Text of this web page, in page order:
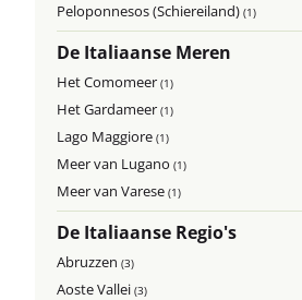
Peloponnesos (Schiereiland)(1)
De Italiaanse Meren
Het Comomeer(1)
Het Gardameer(1)
Lago Maggiore(1)
Meer van Lugano(1)
Meer van Varese(1)
De Italiaanse Regio's
Abruzzen(3)
Aoste Vallei(3)